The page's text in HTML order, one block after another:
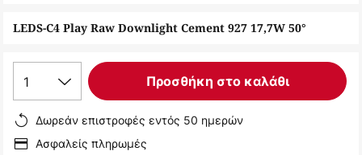
συλλογής
LEDS-C4 Play Raw Downlight Cement 927 17,7W 50°
1 Προσθήκη στο καλάθι
Δωρεάν επιστροφές εντός 50 ημερών
Ασφαλείς πληρωμές